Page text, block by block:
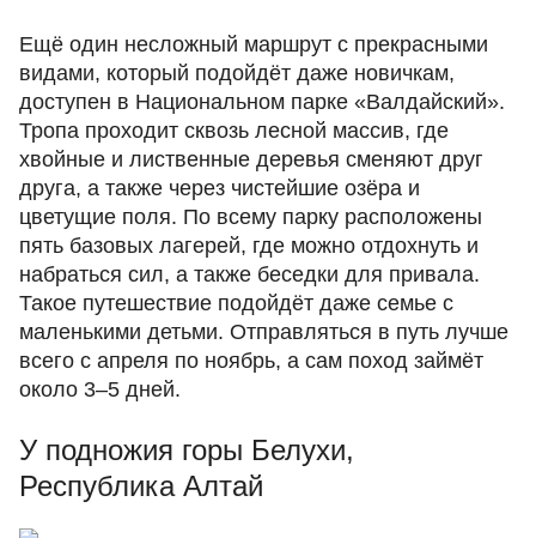
Ещё один несложный маршрут с прекрасными
видами, который подойдёт даже новичкам,
доступен в Национальном парке «Валдайский».
Тропа проходит сквозь лесной массив, где
хвойные и лиственные деревья сменяют друг
друга, а также через чистейшие озёра и
цветущие поля. По всему парку расположены
пять базовых лагерей, где можно отдохнуть и
набраться сил, а также беседки для привала.
Такое путешествие подойдёт даже семье с
маленькими детьми. Отправляться в путь лучше
всего с апреля по ноябрь, а сам поход займёт
около 3–5 дней.
У подножия горы Белухи,
Республика Алтай